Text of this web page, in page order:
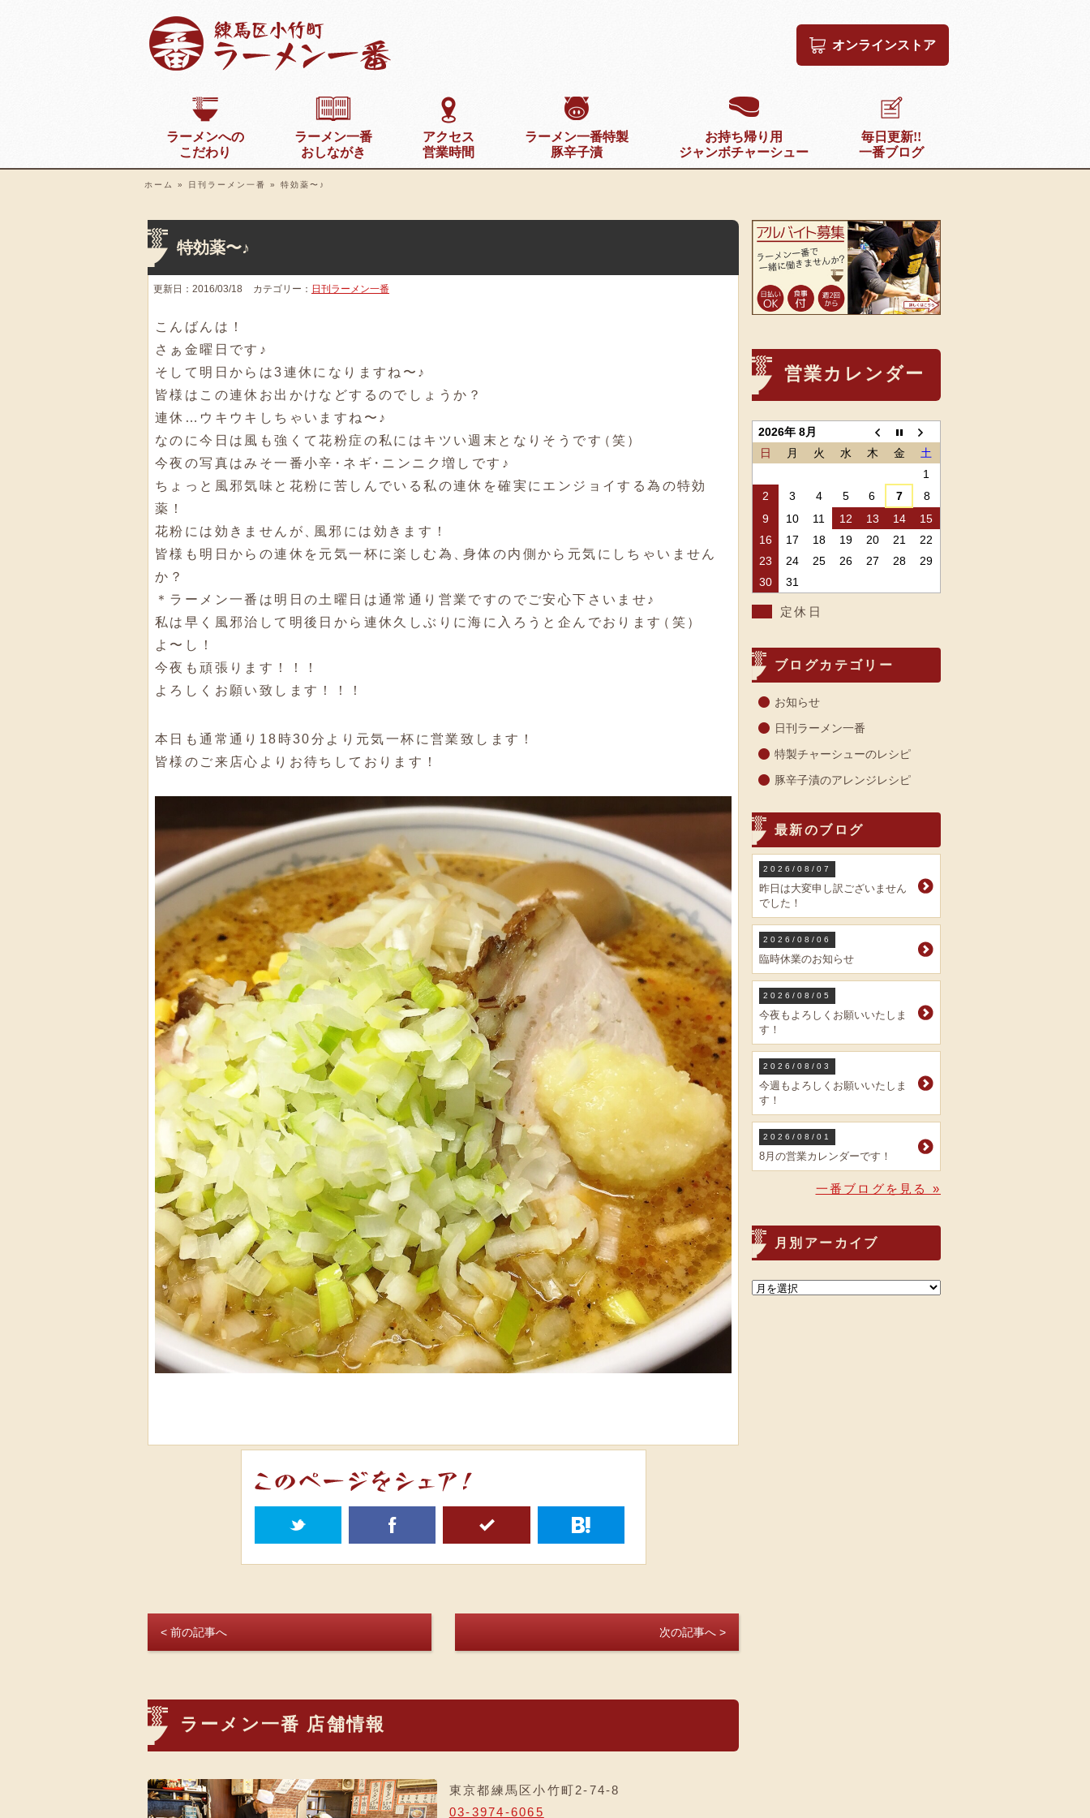
ラーメンへの
こだわり
ラーメン一番
おしながき
アクセス
営業時間
ラーメン一番特製
豚辛子漬
お持ち帰り用
ジャンボチャーシュー
毎日更新!!
一番ブログ
オンラインストア
ホーム » 日刊ラーメン一番 » 特効薬〜♪
特効薬〜♪
更新日：2016/03/18 カテゴリー： 日刊ラーメン一番
こんばんは！
さぁ金曜日です♪
そして明日からは3連休になりますね〜♪
皆様はこの連休お出かけなどするのでしょうか？
連休…ウキウキしちゃいますね〜♪
なのに今日は風も強くて花粉症の私にはキツい週末となりそうです（笑 ）
今夜の写真はみそ一番小辛・ネギ・ニンニク増しです♪
ちょっと風邪気味と花粉に苦しんでいる私の連休を確実にエンジョイする為の特効
薬！
花粉には効きませんが
、風邪には効きます！
皆様も明日からの連休を元気一杯に楽しむ為
、身体の内側から元気にしちゃいません
か？
＊ラーメン一番は明日の土曜日は通常通り営業ですのでご安心下さいませ♪
私は早く風邪治して明後日から連休久しぶりに海に入ろうと企んでおります（ 笑 ）
よ〜し！
今夜も頑張ります！！！
よろしくお願い致します！！！
本日も通常通り18時30分より元気一杯に営業致します！
皆様のご来店心よりお待ちしております！
t f 5 h
< 前の記事へ 次の記事へ >
ラーメン一番 店舗情報
東京都練馬区小竹町2-74-8
03-3974-6065
営業カレンダー
2026年 8月
日
月 火 水 木 金
土
1
2
3 4 5 6 7
8
9
10 11 12 13 14
15
16
17 18 19 20 21
22
23
24 25 26 27 28
29
30
31
定休日
ブログカテゴリー
お知らせ
日刊ラーメン一番
特製チャーシューのレシピ
豚辛子漬のアレンジレシピ
最新のブログ
2026/08/07
昨日は大変申し訳ございません
でした！
2026/08/06
臨時休業のお知らせ
2026/08/05
今夜もよろしくお願いいたしま
す！
2026/08/03
今週もよろしくお願いいたしま
す！
2026/08/01
8月の営業カレンダーです！
一番ブログを見る »
月別アーカイブ